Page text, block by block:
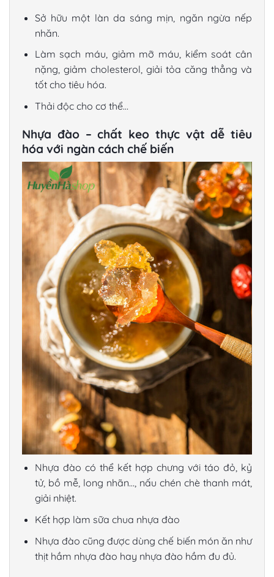
Sở hữu một làn da sáng mịn, ngăn ngừa nếp
nhăn.
Làm sạch máu, giảm mỡ máu, kiểm soát cân
nặng, giảm cholesterol, giải tỏa căng thẳng và
tốt cho tiêu hóa.
Thải độc cho cơ thể…
Nhựa đào – chất keo thực vật dễ tiêu
hóa với ngàn cách chế biến
Nhựa đào có thể kết hợp chưng với táo đỏ, kỷ
tử, bồ mễ, long nhãn…, nấu chén chè thanh mát,
giải nhiệt.
Kết hợp làm sữa chua nhựa đào
Nhựa đào cũng được dùng chế biến món ăn như
thịt hầm nhựa đào hay nhựa đào hầm đu đủ.